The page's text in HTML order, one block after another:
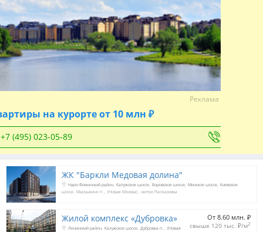
Реклама
на курорте от 10 млн ₽
+7 (495) 023-05-89
ЖК "Баркли Медовая долина"
Наро-Фоминский район Калужское шоссе Боровское шоссе Минское шоссе Киевское
шоссе Марушкино п. (Новая Москва) метро Рассказовка
Жилой комплекс «Дубровка» От 8.60 млн. ₽
свыше 120 тыс. ₽/м2
Ленинский район Калужское шоссе Дубровка п.
(Новая